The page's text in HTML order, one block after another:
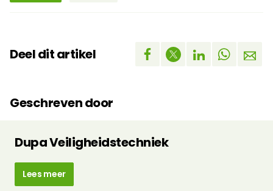
Deel dit artikel
Geschreven door
Dupa Veiligheidstechniek
Lees meer